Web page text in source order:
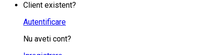
Client existent?
Autentificare
Nu aveti cont?